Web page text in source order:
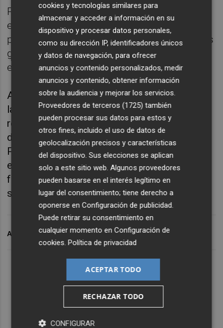
Precisamente la última vez que ambos
equipos se vieron las caras fue en la
pretemporada de 2022, en la que el Hércules
ganó con un gol de Raúl Ruiz la última
edición disputada del Trofeu Ciutat d'Alcoi.
Ambos equipos se han enfrentado en todas
las categorías del fútbol español, desde
regional, pasando por Tercera División, la
desaparecida Segunda B, Segunda División y
Primera División. En las 54 ocasiones que se
enfrentado, el Alcoyano ganó 22, quince
fueron empates y en 17 ocasiones la victoria
sonrió al Hércules.
ARCHIVADO EN CD ALCOYANO HÉRCULES CF
cookies y tecnologías similares para
almacenar y acceder a información en su
dispositivo y procesar datos personales,
como su dirección IP, identificadores únicos
y datos de navegación, para ofrecer
anuncios y contenido personalizados, medir
anuncios y contenido, obtener información
sobre la audiencia y mejorar los servicios.
Proveedores de terceros (1725) también
pueden procesar sus datos para estos y
otros fines, incluido el uso de datos de
geolocalización precisos y características
del dispositivo. Sus elecciones se aplican
solo a este sitio web. Algunos proveedores
pueden basarse en el interés legítimo en
lugar del consentimiento; tiene derecho a
oponerse enConfiguración de publicidad
Puede retirar su consentimiento en
cualquier momento enConfiguración de
cookies .Política de privacidad
ACEPTAR TODO
RECHAZAR TODO
CONFIGURAR